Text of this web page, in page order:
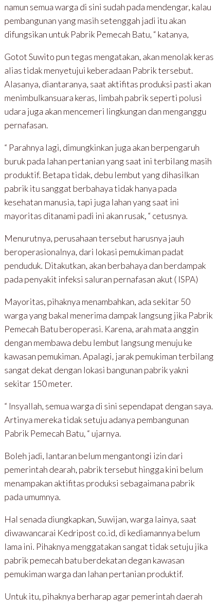
namun semua warga di sini sudah pada mendengar, kalau
pembangunan yang masih setenggah jadi itu akan
difungsikan untuk Pabrik Pemecah Batu, “ katanya,
Gotot Suwito pun tegas mengatakan, akan menolak keras
alias tidak menyetujui keberadaan Pabrik tersebut.
Alasanya, diantaranya, saat aktifitas produksi pasti akan
menimbulkansuara keras, limbah pabrik seperti polusi
udara juga akan mencemeri lingkungan dan menganggu
pernafasan.
“ Parahnya lagi, dimungkinkan juga akan berpengaruh
buruk pada lahan pertanian yang saat ini terbilang masih
produktif. Betapa tidak, debu lembut yang dihasilkan
pabrik itu sanggat berbahaya tidak hanya pada
kesehatan manusia, tapi juga lahan yang saat ini
mayoritas ditanami padi ini akan rusak, “ cetusnya.
Menurutnya, perusahaan tersebut harusnya jauh
beroperasionalnya, dari lokasi pemukiman padat
penduduk. Ditakutkan, akan berbahaya dan berdampak
pada penyakit infeksi saluran pernafasan akut ( ISPA)
Mayoritas, pihaknya menambahkan, ada sekitar 50
warga yang bakal menerima dampak langsung jika Pabrik
Pemecah Batu beroperasi. Karena, arah mata anggin
dengan membawa debu lembut langsung menuju ke
kawasan pemukiman. Apalagi, jarak pemukiman terbilang
sangat dekat dengan lokasi bangunan pabrik yakni
sekitar 150 meter.
“ Insyallah, semua warga di sini sependapat dengan saya.
Artinya mereka tidak setuju adanya pembangunan
Pabrik Pemecah Batu, “ ujarnya.
Boleh jadi, lantaran belum mengantongi izin dari
pemerintah dearah, pabrik tersebut hingga kini belum
menampakan aktifitas produksi sebagaimana pabrik
pada umumnya.
Hal senada diungkapkan, Suwijan, warga lainya, saat
diwawancarai Kedripost co.id, di kediamannya belum
lama ini. Pihaknya menggatakan sangat tidak setuju jika
pabrik pemecah batu berdekatan degan kawasan
pemukiman warga dan lahan pertanian produktif.
Untuk itu, pihaknya berharap agar pemerintah daerah